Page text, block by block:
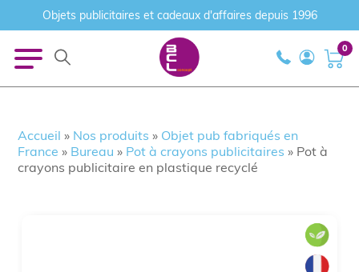
Objets publicitaires et cadeaux d'affaires depuis 1996
0
Accueil » Nos produits » Objet pub fabriqués en
France » Bureau » Pot à crayons publicitaires » Pot à
crayons publicitaire en plastique recyclé